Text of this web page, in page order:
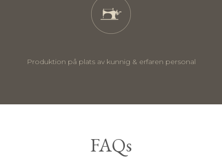
Produktion på plats av kunnig & erfaren personal
FAQs